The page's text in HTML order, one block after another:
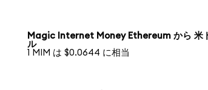
Magic Internet Money Ethereum から 米
ル
1 MIM は $0.0644 に相当